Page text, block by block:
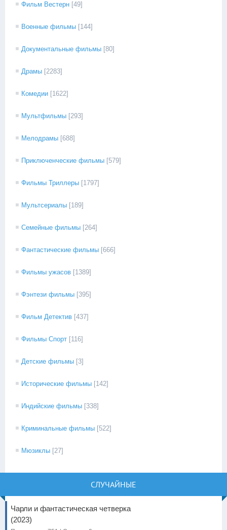
Фильм Вестерн [49]
Военные фильмы [144]
Документальные фильмы [80]
Драмы [2283]
Комедии [1622]
Мультфильмы [293]
Мелодрамы [688]
Приключенческие фильмы [579]
Фильмы Триллеры [1797]
Мультсериалы [189]
Семейные фильмы [264]
Фантастические фильмы [666]
Фильмы ужасов [1389]
Фэнтези фильмы [395]
Фильм Детектив [437]
Фильмы Спорт [116]
Детские фильмы [3]
Исторические фильмы [142]
Индийские фильмы [338]
Криминальные фильмы [522]
Мюзиклы [27]
СЛУЧАЙНЫЕ
Чарли и фантастическая четверка
(2023)